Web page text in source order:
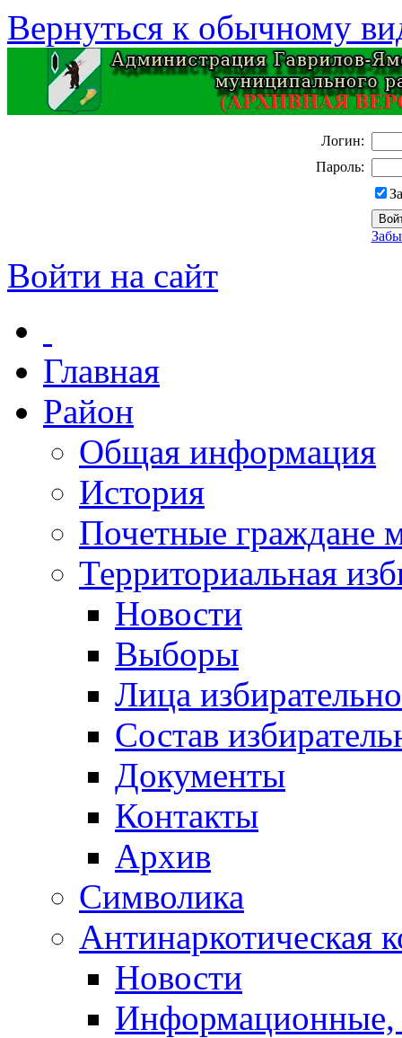
Вернуться к обычному
Логин:
Пароль:
Войти на сайт
Главная
Район
Общая информация
История
Почетные граждане
Территориальная
Новости
Выборы
Лица
Состав
Документы
Контакты
Архив
Символика
Антинаркотическая
Новости
Информационные,